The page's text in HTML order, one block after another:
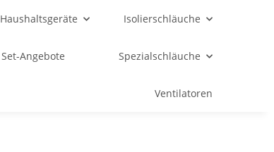
Haushaltsgeräte Isolierschläuche
Set-Angebote Spezialschläuche
Ventilatoren